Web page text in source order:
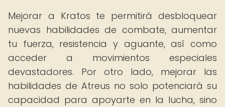
Mejorar a Kratos te permitirá desbloquear
nuevas habilidades de combate, aumentar
tu fuerza, resistencia y aguante, así como
acceder a movimientos especiales
devastadores. Por otro lado, mejorar las
habilidades de Atreus no solo potenciará su
capacidad para apoyarte en la lucha, sino